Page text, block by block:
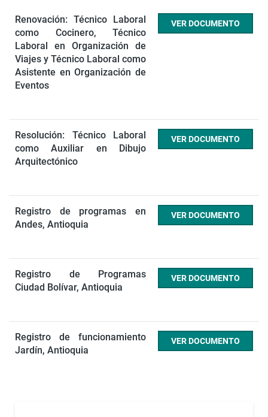
Renovación: Técnico Laboral
como Cocinero, Técnico
Laboral en Organización de
Viajes y Técnico Laboral como
Asistente en Organización de
Eventos
VER DOCUMENTO
Resolución: Técnico Laboral
como Auxiliar en Dibujo
Arquitectónico
VER DOCUMENTO
Registro de programas en
Andes, Antioquia
VER DOCUMENTO
Registro de Programas
Ciudad Bolívar, Antioquia
VER DOCUMENTO
Registro de funcionamiento
Jardín, Antioquia
VER DOCUMENTO